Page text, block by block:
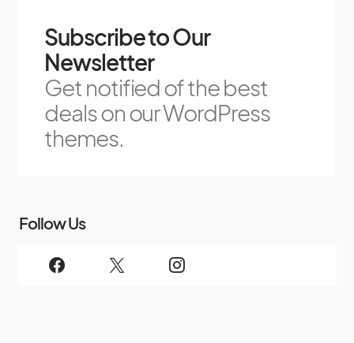
Subscribe to Our
Newsletter
Get notified of the best
deals on our WordPress
themes.
Follow Us